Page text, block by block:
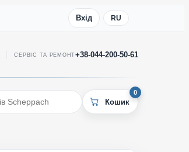
Вхід RU
СЕРВІС ТА РЕМОНТ+38-044-200-50-61
0